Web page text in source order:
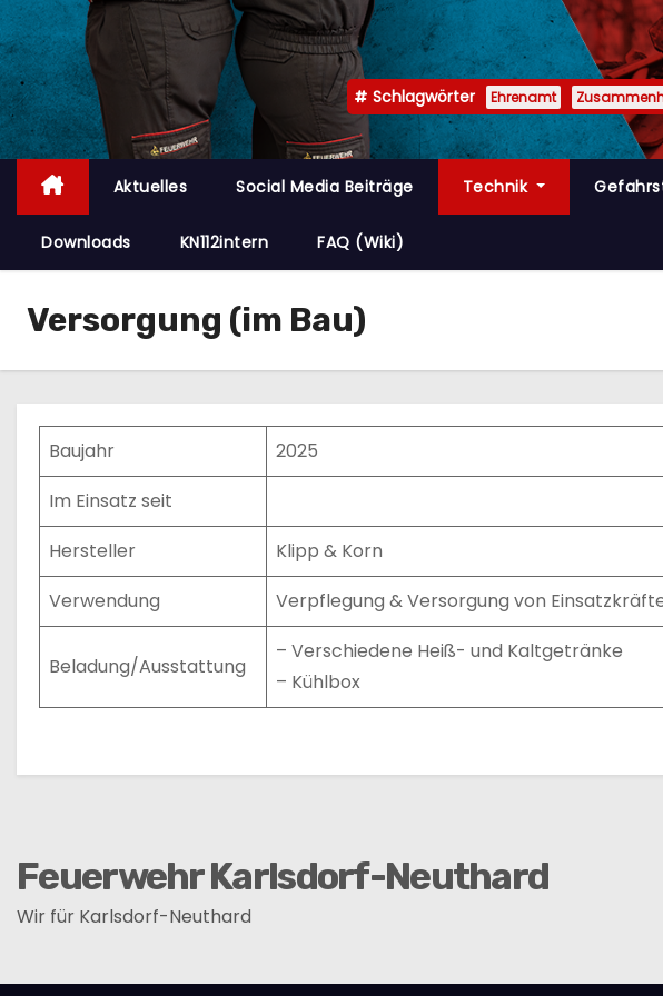
n
Schlagwörter Ehrenamt
Aktuelles Social Media Beiträge Technik
Downloads KN112intern FAQ (Wiki)
Versorgung (im Bau)
Baujahr
2025
Im Einsatz seit
Hersteller
Klipp & Korn
Verwendung
Verpflegung & Versorgung von
Beladung/Ausstattung
– Verschiedene Heiß- und Kaltgetränke
– Kühlbox
Feuerwehr Karlsdorf-Neuthard
Wir für Karlsdorf-Neuthard